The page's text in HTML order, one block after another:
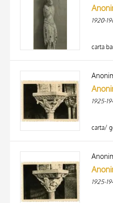
1920-
carta
1925-
carta/
1925-